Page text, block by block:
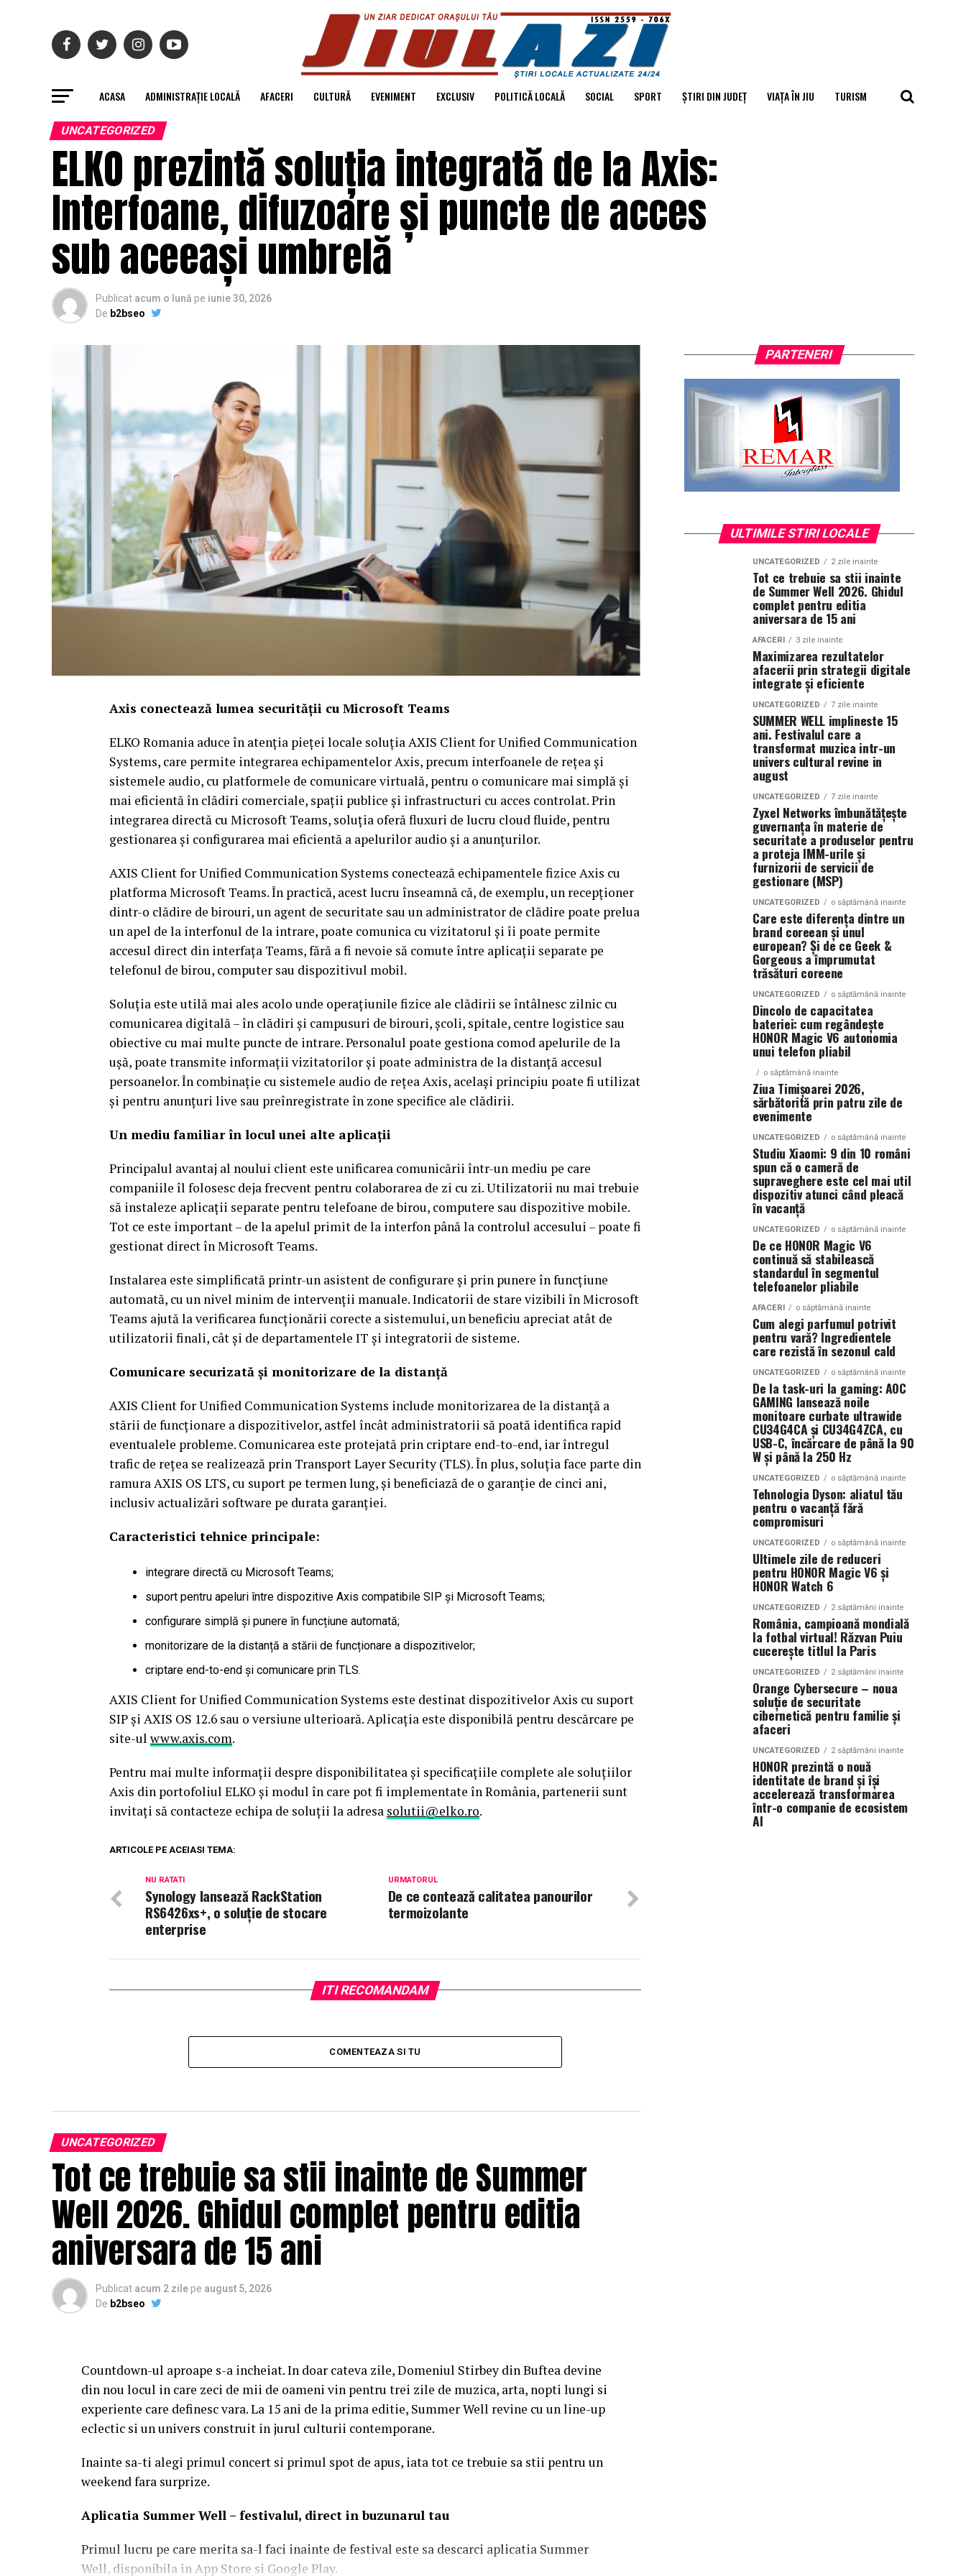
ACASA ADMINISTRAȚIE LOCALĂ AFACERI CULTURĂ EVENIMENT EXCLUSIV POLITICĂ LOCALĂ SOCIAL SPORT ȘTIRI DIN JUDEȚ VIAȚA ÎN JIU TURISM
UNCATEGORIZED
ELKO prezintă soluția integrată de la Axis:
Interfoane, difuzoare și puncte de acces
sub aceeași umbrelă
Publicat acum o lună pe iunie 30, 2026
De b2bseo
Axis conectează lumea securității cu Microsoft Teams
ELKO Romania aduce în atenția pieței locale soluția AXIS Client for Unified Communication
Systems, care permite integrarea echipamentelor Axis, precum interfoanele de rețea și
sistemele audio, cu platformele de comunicare virtuală, pentru o comunicare mai simplă și
mai eficientă în clădiri comerciale, spații publice și infrastructuri cu acces controlat. Prin
integrarea directă cu Microsoft Teams, soluția oferă fluxuri de lucru cloud fluide, pentru
gestionarea și configurarea mai eficientă a apelurilor audio și a anunțurilor.
AXIS Client for Unified Communication Systems conectează echipamentele fizice Axis cu
platforma Microsoft Teams. În practică, acest lucru înseamnă că, de exemplu, un recepționer
dintr-o clădire de birouri, un agent de securitate sau un administrator de clădire poate prelua
un apel de la interfonul de la intrare, poate comunica cu vizitatorul și îi poate permite
accesul direct din interfața Teams, fără a fi nevoie să comute între aplicații separate pe
telefonul de birou, computer sau dispozitivul mobil.
Soluția este utilă mai ales acolo unde operațiunile fizice ale clădirii se întâlnesc zilnic cu
comunicarea digitală – în clădiri și campusuri de birouri, școli, spitale, centre logistice sau
obiective cu mai multe puncte de intrare. Personalul poate gestiona comod apelurile de la
ușă, poate transmite informații vizitatorilor și poate administra de la distanță accesul
persoanelor. În combinație cu sistemele audio de rețea Axis, același principiu poate fi utilizat
și pentru anunțuri live sau preînregistrate în zone specifice ale clădirii.
Un mediu familiar în locul unei alte aplicații
Principalul avantaj al noului client este unificarea comunicării într-un mediu pe care
companiile îl folosesc deja frecvent pentru colaborarea de zi cu zi. Utilizatorii nu mai trebuie
să instaleze aplicații separate pentru telefoane de birou, computere sau dispozitive mobile.
Tot ce este important – de la apelul primit de la interfon până la controlul accesului – poate fi
gestionat direct în Microsoft Teams.
Instalarea este simplificată printr-un asistent de configurare și prin punere în funcțiune
automată, cu un nivel minim de intervenții manuale. Indicatorii de stare vizibili în Microsoft
Teams ajută la verificarea funcționării corecte a sistemului, un beneficiu apreciat atât de
utilizatorii finali, cât și de departamentele IT și integratorii de sisteme.
Comunicare securizată și monitorizare de la distanță
AXIS Client for Unified Communication Systems include monitorizarea de la distanță a
stării de funcționare a dispozitivelor, astfel încât administratorii să poată identifica rapid
eventualele probleme. Comunicarea este protejată prin criptare end-to-end, iar întregul
trafic de rețea se realizează prin Transport Layer Security (TLS). În plus, soluția face parte din
ramura AXIS OS LTS, cu suport pe termen lung, și beneficiază de o garanție de cinci ani,
inclusiv actualizări software pe durata garanției.
Caracteristici tehnice principale:
integrare directă cu Microsoft Teams;
suport pentru apeluri între dispozitive Axis compatibile SIP și Microsoft Teams;
configurare simplă și punere în funcțiune automată;
monitorizare de la distanță a stării de funcționare a dispozitivelor;
criptare end-to-end și comunicare prin TLS.
AXIS Client for Unified Communication Systems este destinat dispozitivelor Axis cu suport
SIP și AXIS OS 12.6 sau o versiune ulterioară. Aplicația este disponibilă pentru descărcare pe
site-ul www.axis.com.
Pentru mai multe informații despre disponibilitatea și specificațiile complete ale soluțiilor
Axis din portofoliul ELKO și modul în care pot fi implementate în România, partenerii sunt
invitați să contacteze echipa de soluții la adresa solutii@elko.ro.
ARTICOLE PE ACEIASI TEMA:
URMATORUL
De ce contează calitatea panourilor
termoizolante
NU RATATI
Synology lansează RackStation
RS6426xs+, o soluție de stocare
enterprise
ITI RECOMANDAM
COMENTEAZA SI TU
UNCATEGORIZED
Tot ce trebuie sa stii inainte de Summer
Well 2026. Ghidul complet pentru editia
aniversara de 15 ani
Publicat acum 2 zile pe august 5, 2026
De b2bseo
Countdown-ul aproape s-a incheiat. In doar cateva zile, Domeniul Stirbey din Buftea devine
din nou locul in care zeci de mii de oameni vin pentru trei zile de muzica, arta, nopti lungi si
experiente care definesc vara. La 15 ani de la prima editie, Summer Well revine cu un line-up
eclectic si un univers construit in jurul culturii contemporane.
Inainte sa-ti alegi primul concert si primul spot de apus, iata tot ce trebuie sa stii pentru un
weekend fara surprize.
Aplicatia Summer Well – festivalul, direct in buzunarul tau
Primul lucru pe care merita sa-l faci inainte de festival este sa descarci aplicatia Summer
Well, disponibila in App Store si Google Play.
PARTENERI
ULTIMILE STIRI LOCALE
UNCATEGORIZED 2 zile inainte
Tot ce trebuie sa stii inainte
de Summer Well 2026. Ghidul
complet pentru editia
aniversara de 15 ani
AFACERI 3 zile inainte
Maximizarea rezultatelor
afacerii prin strategii digitale
integrate și eficiente
UNCATEGORIZED 7 zile inainte
SUMMER WELL implineste 15
ani. Festivalul care a
transformat muzica intr-un
univers cultural revine in
august
UNCATEGORIZED 7 zile inainte
Zyxel Networks îmbunătățește
guvernanța în materie de
securitate a produselor pentru
a proteja IMM-urile și
furnizorii de servicii de
gestionare (MSP)
UNCATEGORIZED o săptămână inainte
Care este diferența dintre un
brand coreean și unul
european? Și de ce Geek &
Gorgeous a împrumutat
trăsături coreene
UNCATEGORIZED o săptămână inainte
Dincolo de capacitatea
bateriei: cum regândește
HONOR Magic V6 autonomia
unui telefon pliabil
o săptămână inainte
Ziua Timișoarei 2026,
sărbătorită prin patru zile de
evenimente
UNCATEGORIZED o săptămână inainte
Studiu Xiaomi: 9 din 10 români
spun că o cameră de
supraveghere este cel mai util
dispozitiv atunci când pleacă
în vacanță
UNCATEGORIZED o săptămână inainte
De ce HONOR Magic V6
continuă să stabilească
standardul în segmentul
telefoanelor pliabile
AFACERI o săptămână inainte
Cum alegi parfumul potrivit
pentru vară? Ingredientele
care rezistă în sezonul cald
UNCATEGORIZED o săptămână inainte
De la task-uri la gaming: AOC
GAMING lansează noile
monitoare curbate ultrawide
CU34G4CA și CU34G4ZCA, cu
USB-C, încărcare de până la 90
W și până la 250 Hz
UNCATEGORIZED o săptămână inainte
Tehnologia Dyson: aliatul tău
pentru o vacanță fără
compromisuri
UNCATEGORIZED o săptămână inainte
Ultimele zile de reduceri
pentru HONOR Magic V6 și
HONOR Watch 6
UNCATEGORIZED 2 săptămâni inainte
România, campioană mondială
la fotbal virtual! Răzvan Puiu
cucerește titlul la Paris
UNCATEGORIZED 2 săptămâni inainte
Orange Cybersecure – noua
soluție de securitate
cibernetică pentru familie și
afaceri
UNCATEGORIZED 2 săptămâni inainte
HONOR prezintă o nouă
identitate de brand și își
accelerează transformarea
într-o companie de ecosistem
AI